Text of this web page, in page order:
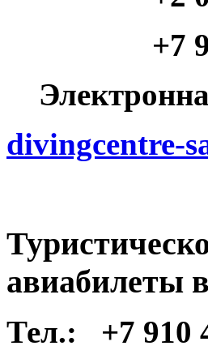
+7 926
divingcentre-
авиабилеты
Тел.:
+7 910